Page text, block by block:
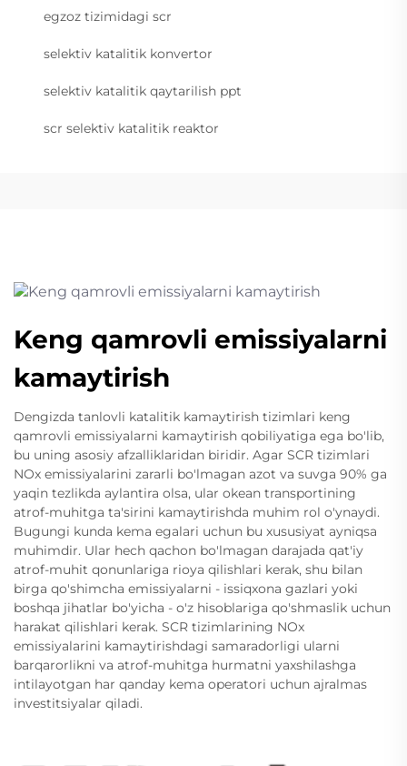
egzoz tizimidagi scr
selektiv katalitik konvertor
selektiv katalitik qaytarilish ppt
scr selektiv katalitik reaktor
Keng qamrovli emissiyalarni
kamaytirish
Dengizda tanlovli katalitik kamaytirish tizimlari keng
qamrovli emissiyalarni kamaytirish qobiliyatiga ega bo'lib,
bu uning asosiy afzalliklaridan biridir. Agar SCR tizimlari
NOx emissiyalarini zararli bo'lmagan azot va suvga 90% ga
yaqin tezlikda aylantira olsa, ular okean transportining
atrof-muhitga ta'sirini kamaytirishda muhim rol o'ynaydi.
Bugungi kunda kema egalari uchun bu xususiyat ayniqsa
muhimdir. Ular hech qachon bo'lmagan darajada qat'iy
atrof-muhit qonunlariga rioya qilishlari kerak, shu bilan
birga qo'shimcha emissiyalarni - issiqxona gazlari yoki
boshqa jihatlar bo'yicha - o'z hisoblariga qo'shmaslik uchun
harakat qilishlari kerak. SCR tizimlarining NOx
emissiyalarini kamaytirishdagi samaradorligi ularni
barqarorlikni va atrof-muhitga hurmatni yaxshilashga
intilayotgan har qanday kema operatori uchun ajralmas
investitsiyalar qiladi.